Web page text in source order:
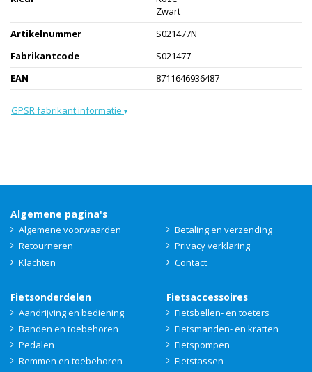
Zwart
Artikelnummer
S021477N
Fabrikantcode
S021477
EAN
8711646936487
GPSR fabrikant informatie ▾
Algemene pagina's
Algemene voorwaarden
Betaling en verzending
Retourneren
Privacy verklaring
Klachten
Contact
Fietsonderdelen
Aandrijving en bediening
Banden en toebehoren
Pedalen
Remmen en toebehoren
Fietsaccessoires
Fietsbellen- en toeters
Fietsmanden- en kratten
Fietspompen
Fietstassen